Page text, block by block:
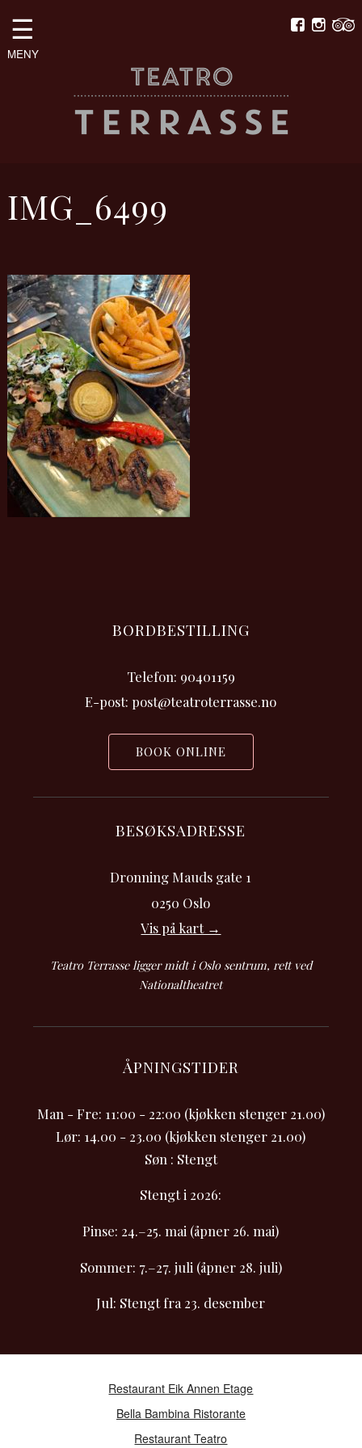
☰
MENY
IMG_6499
BORDBESTILLING
Telefon: 90401159
E-post: post@teatroterrasse.no
BOOK ONLINE
BESØKSADRESSE
Dronning Mauds gate 1
0250 Oslo
Vis på kart →
Teatro Terrasse ligger midt i Oslo sentrum, rett ved
Nationaltheatret
ÅPNINGSTIDER
Man - Fre: 11:00 - 22:00 (kjøkken stenger 21.00)
Lør: 14.00 - 23.00 (kjøkken stenger 21.00)
Søn : Stengt
Stengt i 2026:
Pinse: 24.–25. mai (åpner 26. mai)
Sommer: 7.–27. juli (åpner 28. juli)
Jul: Stengt fra 23. desember
Restaurant Eik Annen Etage
Bella Bambina Ristorante
Restaurant Teatro